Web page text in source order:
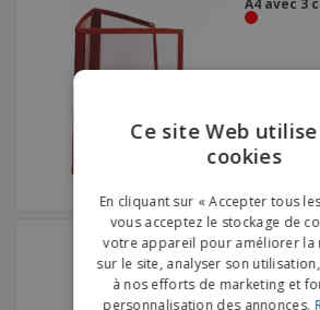
A4 avec 3
Menu
Ce site Web
cookies
En cliquant sur « Accepter tous
vous acceptez le stockage de
votre appareil pour améliorer la
sur le site, analyser son
à nos efforts de marketing et
personnalisation des annonces.